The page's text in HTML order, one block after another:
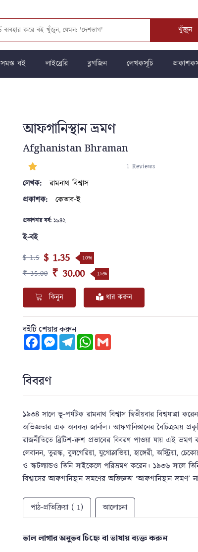
খুঁজুন
সমস্ত বই লাইব্রেরি ব্লগজিন লেখকসূচি
আফগানিস্থান ভ্রমণ
Afghanistan Bhraman
1 Reviews
লেখক:
রামনাথ বিশ্বাস
প্রকাশক:
কেতাব-ই
প্রকাশনার বর্ষ:১৯৪২
ই-বই
$ 1.5 $ 1.35 10%
₹ 35.00 ₹ 30.00 15%
কিনুন ধার করুন
বইটি শেয়ার করুন
FacebookMessenger
TelegramWhatsApp
Gmail
বিবরণ
১৯৩৪ সালে ভূ-পর্যটক রামনাথ বিশ্বাস দ্বিতীয়বার বিশ্বযাত্রা
অভিজ্ঞতার এক অনবদ্য জার্নাল। আফগানিস্তানের বৈচিত্র্যময়
রাজনীতিতে ব্রিটিশ-রুশ প্রভাবের বিবরণ পাওয়া যায় এই ভ্রমণ
লেবানন, তুরস্ক, বুলগেরিয়া, যুগোস্লাভিয়া, হাঙ্গেরী, অস্ট্রিয়া,
ও স্কটল্যান্ডও তিনি সাইকেলে পরিভ্রমণ করেন। ১৯৩৬ সালে
বিশ্বাসের আফগানিস্থান ভ্রমণের অভিজ্ঞতা ‘আফগানিস্থান
পাঠ-প্রতিক্রিয়া ( 1) আলোচনা
ভাল লাগার অনুভব চিহ্নে বা ভাষায় ব্যক্ত করুন